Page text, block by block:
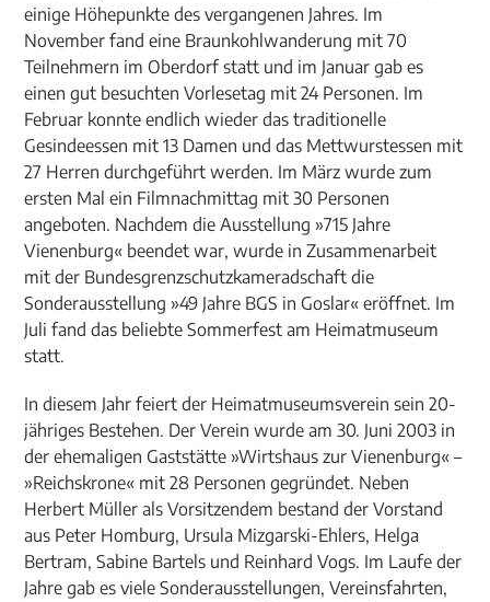
einige Höhepunkte des vergangenen Jahres. Im
November fand eine Braunkohlwanderung mit 70
Teilnehmern im Oberdorf statt und im Januar gab es
einen gut besuchten Vorlesetag mit 24 Personen. Im
Februar konnte endlich wieder das traditionelle
Gesindeessen mit 13 Damen und das Mettwurstessen mit
27 Herren durchgeführt werden. Im März wurde zum
ersten Mal ein Filmnachmittag mit 30 Personen
angeboten. Nachdem die Ausstellung »715 Jahre
Vienenburg« beendet war, wurde in Zusammenarbeit
mit der Bundesgrenzschutzkameradschaft die
Sonderausstellung »49 Jahre BGS in Goslar« eröffnet. Im
Juli fand das beliebte Sommerfest am Heimatmuseum
statt.
In diesem Jahr feiert der Heimatmuseumsverein sein 20-
jähriges Bestehen. Der Verein wurde am 30. Juni 2003 in
der ehemaligen Gaststätte »Wirtshaus zur Vienenburg« –
»Reichskrone« mit 28 Personen gegründet. Neben
Herbert Müller als Vorsitzendem bestand der Vorstand
aus Peter Homburg, Ursula Mizgarski-Ehlers, Helga
Bertram, Sabine Bartels und Reinhard Vogs. Im Laufe der
Jahre gab es viele Sonderausstellungen, Vereinsfahrten,